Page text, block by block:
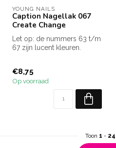
YOUNG NAILS
Caption Nagellak 067
Create Change
Let op: de nummers 63 t/m
67 zijn lucent kleuren.
€8,75
Op voorraad
Toon 1 - 24